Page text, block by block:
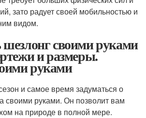
зато радует своей мобильностью и
видом.
шезлонг своими руками
и размеры.
руками
и самое время задуматься о
своими руками. Он позволит вам
на природе в полной мере.